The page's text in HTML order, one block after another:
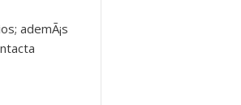
ademÃ¡s